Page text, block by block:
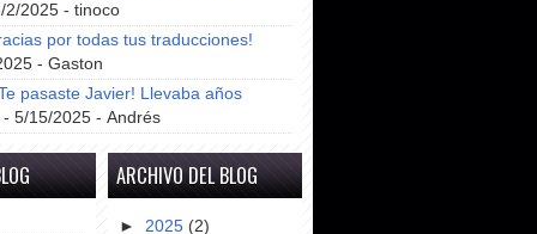
2025 - tinoco
por todas tus traducciones!
- Gaston
pasaste Javier! Llevaba años
- 5/15/2025 - Andrés
ARCHIVO DEL BLOG
► 2025 (2)